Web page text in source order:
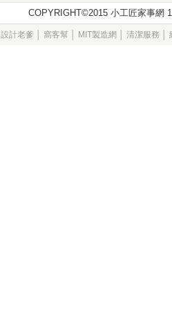
COPYRIGHT©2015 小工匠家事
設計老爹 窩客幫 MIT製造網 清潔服務